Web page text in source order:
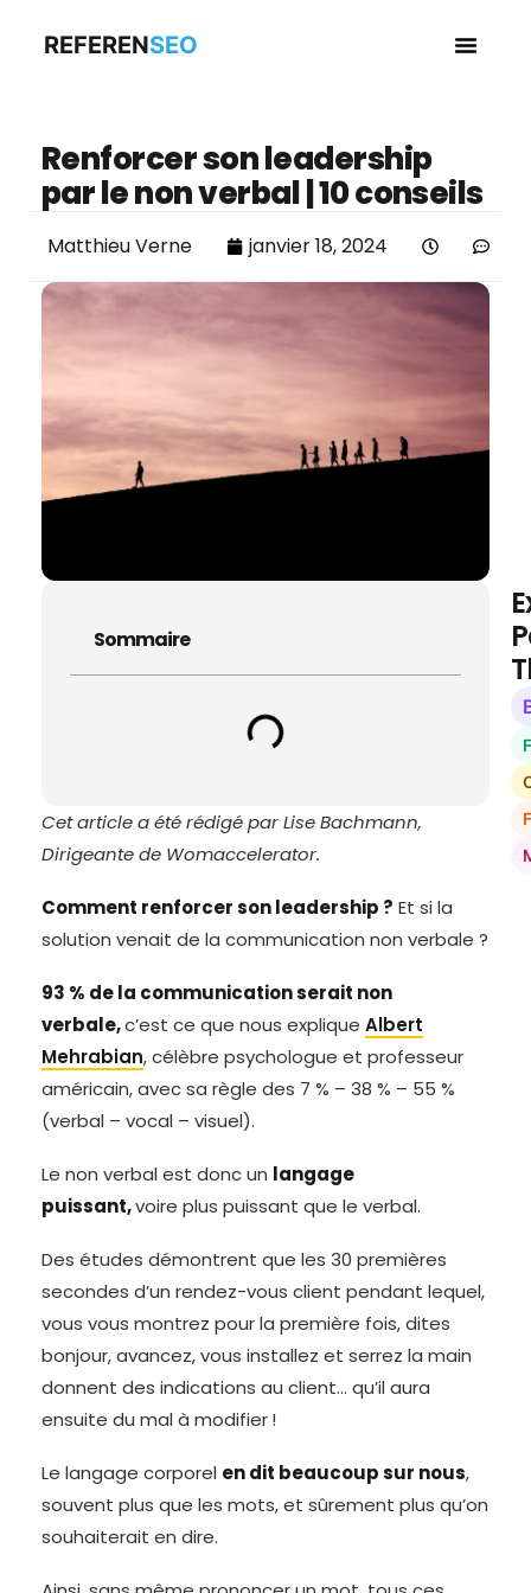
REFERENSEO
Renforcer son leadership
par le non verbal | 10 conseils
Matthieu Verne janvier 18, 2024
Sommaire
Cet article a été rédigé par Lise Bachmann,
Dirigeante de Womaccelerator.
Comment renforcer son leadership ? Et si la
solution venait de la communication non verbale ?
93 % de la communication serait non
verbale,c’est ce que nous explique Albert
Mehrabian, célèbre psychologue et professeur
américain, avec sa règle des 7 % – 38 % – 55 %
(verbal – vocal – visuel).
Le non verbal est donc un langage
puissant,voire plus puissant que le verbal.
Des études démontrent que les 30 premières
secondes d’un rendez-vous client pendant lequel,
vous vous montrez pour la première fois, dites
bonjour, avancez, vous installez et serrez la main
donnent des indications au client… qu’il aura
ensuite du mal à modifier !
Le langage corporel en dit beaucoup sur nous,
souvent plus que les mots, et sûrement plus qu’on
souhaiterait en dire.